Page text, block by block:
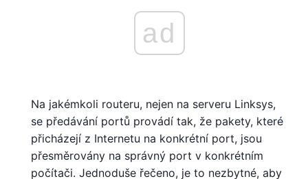
ad
Na jakémkoli routeru, nejen na serveru Linksys,
se předávání portů provádí tak, že pakety, které
přicházejí z Internetu na konkrétní port, jsou
přesměrovány na správný port v konkrétním
počítači. Jednoduše řečeno, je to nezbytné, aby